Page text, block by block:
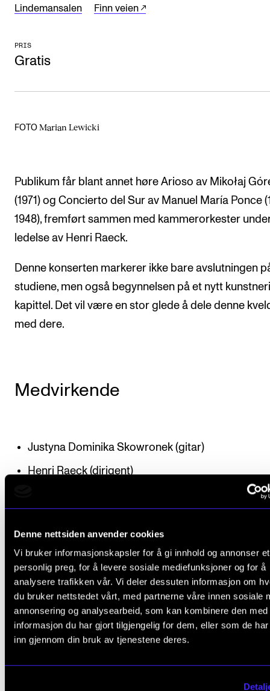
Denne nettsiden anvender cookies
Vi bruker informasjonskapsler for å gi innhold og annonser et
personlig preg, for å levere sosiale mediefunksjoner og for å
analysere trafikken vår. Vi deler dessuten informasjon om
du bruker nettstedet vårt, med partnerne våre innen sosiale
annonsering og analysearbeid, som kan kombinere den med
informasjon du har gjort tilgjengelig for dem, eller som de
inn gjennom din bruk av tjenestene deres.
Om Norges musikkhøgskole
Finn ansatte
Lindemansalen Finn veien
PRIS
Gratis
FOTO Marian Lewicki
Publikum får blant annet høre Arioso av Mikołaj
(1971) og Concierto del Sur av Manuel María Ponce
1948), fremført sammen med kammerorkester
ledelse av Henri Raeck.
Denne konserten markerer ikke bare avslutningen
studiene, men også begynnelsen på et nytt
kapittel. Det vil være en stor glede å dele denne
med dere.
Medvirkende
Justyna Dominika Skowronek (gitar)
Henri Raeck (dirigent)
Flere konserter